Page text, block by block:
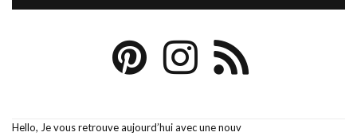
Hello, Je vous retrouve aujourd’hui avec une nouv